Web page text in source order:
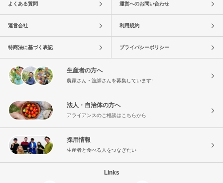
よくある質問 運営へのお問い合わせ
運営会社 利用規約
特商法に基づく表記 プライバシーポリシー
生産者の方へ
農家さん・漁師さんを募集しています!
法人・自治体の方へ
アライアンスのご相談はこちらから
採用情報
生産者と食べる人をつなぎたい
Links